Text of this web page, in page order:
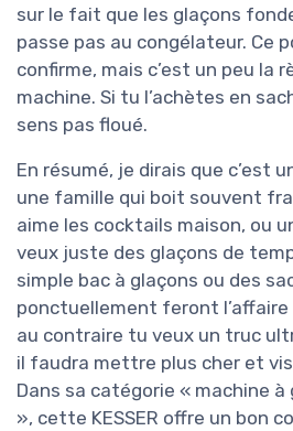
sur le fait que les glaçons
passe pas au congélateur. Ce
confirme, mais c’est un peu la
machine. Si tu l’achètes en
sens pas floué.
En résumé, je dirais que c’est
une famille qui boit souvent
aime les cocktails maison, ou
veux juste des glaçons de
simple bac à glaçons ou des
ponctuellement feront l’affaire
au contraire tu veux un truc
il faudra mettre plus cher et
Dans sa catégorie « machine
», cette KESSER offre un bon